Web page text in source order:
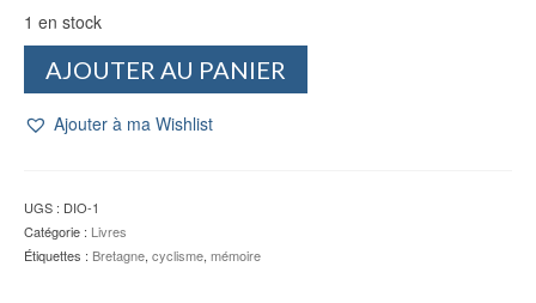
1 en stock
quantité
grandes
cyclisme
breton
-
AJOUTER AU PANIER
Ajouter à ma Wishlist
UGS : DIO-1
Catégorie : Livres
Étiquettes : Bretagne, cyclisme, mémoire